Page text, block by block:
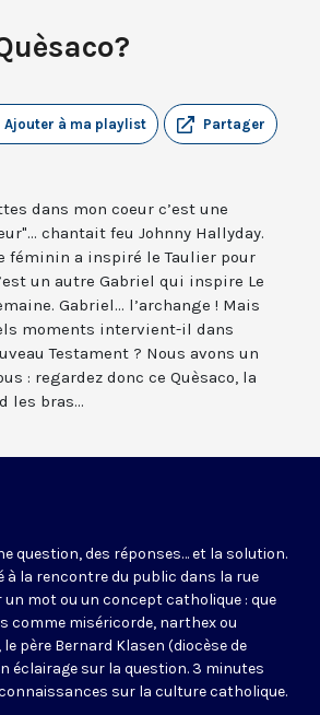
Partager
Ajouter à ma playlist
dans mon coeur c’est une
chantait feu Johnny Hallyday.
féminin a inspiré le Taulier pour
un autre Gabriel qui inspire Le
Gabriel... l’archange ! Mais
moments intervient-il dans
Testament ? Nous avons un
: regardez donc ce Quèsaco, la
les bras...
question, des réponses… et la solution.
à la rencontre du public dans la rue
mot ou un concept catholique : que
comme miséricorde, narthex ou
père Bernard Klasen (diocèse de
éclairage sur la question. 3 minutes
sur la culture catholique.